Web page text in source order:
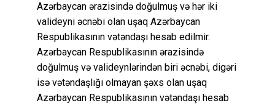
Azərbaycan ərazisində doğulmuş və hər iki
valideyni əcnəbi olan uşaq Azərbaycan
Respublikasının vətəndaşı hesab edilmir.
Azərbaycan Respublikasının ərazisində
doğulmuş və valideynlərindən biri əcnəbi, digəri
isə vətəndaşlığı olmayan şəxs olan uşaq
Azərbaycan Respublikasının vətəndaşı hesab